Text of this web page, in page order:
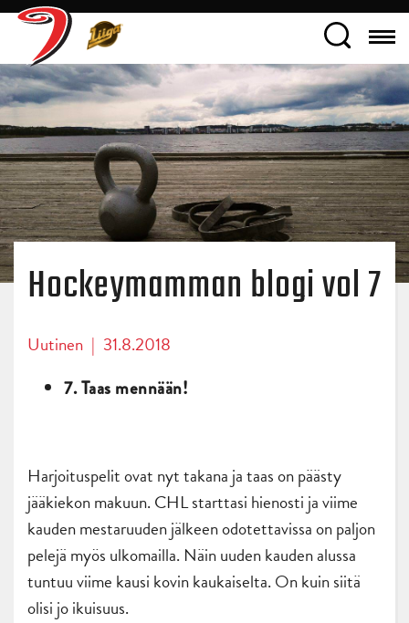
Hockeymamman blogi vol 7
Uutinen | 31.8.2018
7. Taas mennään!
Harjoituspelit ovat nyt takana ja taas on päästy
jääkiekon makuun. CHL starttasi hienosti ja viime
kauden mestaruuden jälkeen odotettavissa on paljon
pelejä myös ulkomailla. Näin uuden kauden alussa
tuntuu viime kausi kovin kaukaiselta. On kuin siitä
olisi jo ikuisuus.